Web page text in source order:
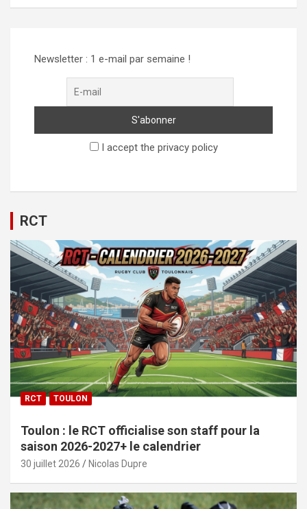
Newsletter : 1 e-mail par semaine !
I accept the privacy policy
RCT
RCT TOULON
Toulon : le RCT officialise son staff pour la
saison 2026-2027+ le calendrier
30 juillet 2026 Nicolas Dupre